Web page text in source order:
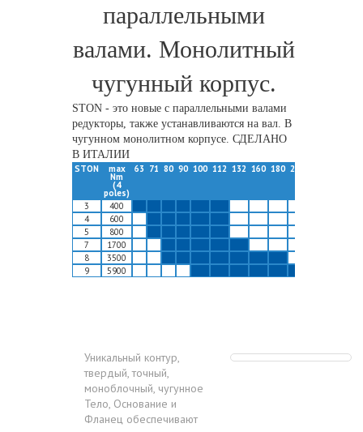
параллельными
валами. Монолитный
чугунный корпус.
STON - это новые с параллельными валами
редукторы, также устанавливаются на вал. В
чугунном монолитном корпусе. СДЕЛАНО
В ИТАЛИИ
STON max
Nm
(4
poles)
63 71 80 90 100 112 132 160 180 200
3
400
4
600
5
800
7
1700
8
3500
9
5900
Уникальный контур,
твердый, точный,
моноблочный, чугунное
Тело, Основание и
Фланец обеспечивают